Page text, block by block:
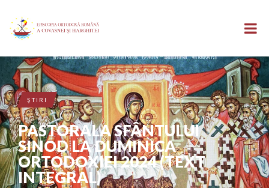
ŞTIRI
PASTORALA SFÂNTULUI
SINOD LA DUMINICA
ORTODOXIEI 2024 (TEXT
INTEGRAL)